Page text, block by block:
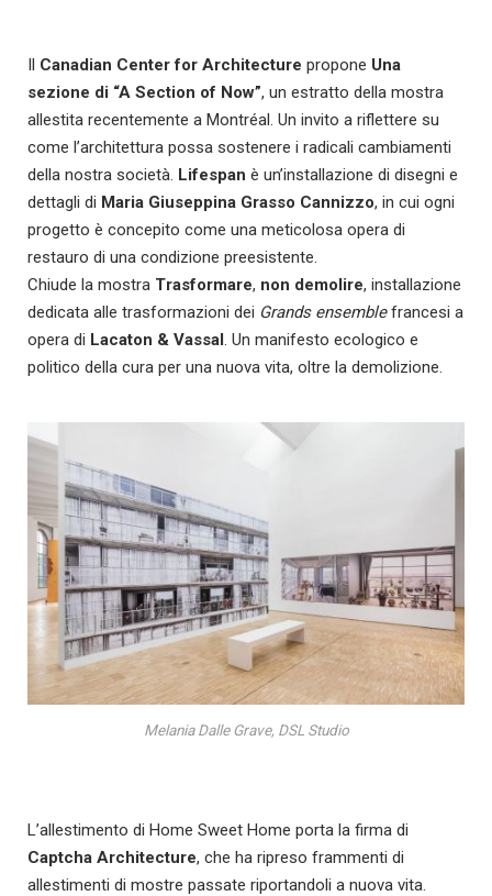
Canadian Center for Architecture propone Una
sezione di “A Section of Now”, un estratto della mostra
allestita recentemente a Montréal. Un invito a riflettere su
come l’architettura possa sostenere i radicali cambiamenti
della nostra società. Lifespan è un’installazione di disegni e
dettagli di Maria Giuseppina Grasso Cannizzo, in cui ogni
progetto è concepito come una meticolosa opera di
restauro di una condizione preesistente.
Chiude la mostra Trasformare, non demolire, installazione
dedicata alle trasformazioni dei Grands ensemblefrancesi a
opera di Lacaton & Vassal . Un manifesto ecologico e
politico della cura per una nuova vita, oltre la demolizione.
Melania Dalle Grave, DSL Studio
L’allestimento di Home Sweet Home porta la firma di
Captcha Architecture, che ha ripreso frammenti di
allestimenti di mostre passate riportandoli a nuova vita.